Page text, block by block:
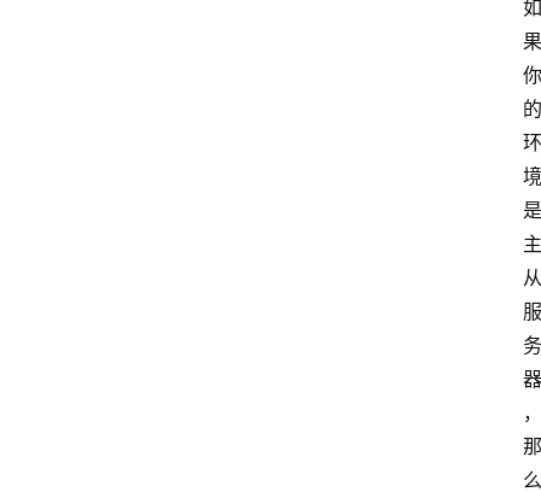
如
果
你
的
环
境
是
主
从
服
务
器
，
那
么